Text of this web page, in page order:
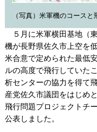
（写真）米軍機のコースと
５月に米軍横田基地（
機が長野県佐久市上空を
米合意で定められた最低
ルの高度で飛行していた
析センターの協力を得て
産党佐久市議団をはじめ
飛行問題プロジェクトチ
公表しました。